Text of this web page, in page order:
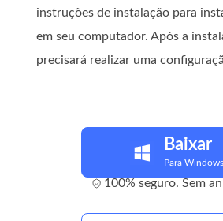
instruções de instalação para
em seu computador. Após a
precisará realizar uma
Baixar
Para Windows
100% seguro. Sem